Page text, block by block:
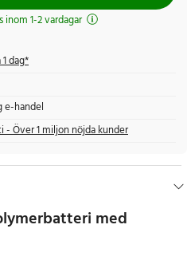
inom 1-2 vardagar
dag*
e-handel
- Över 1 miljon nöjda kunder
med